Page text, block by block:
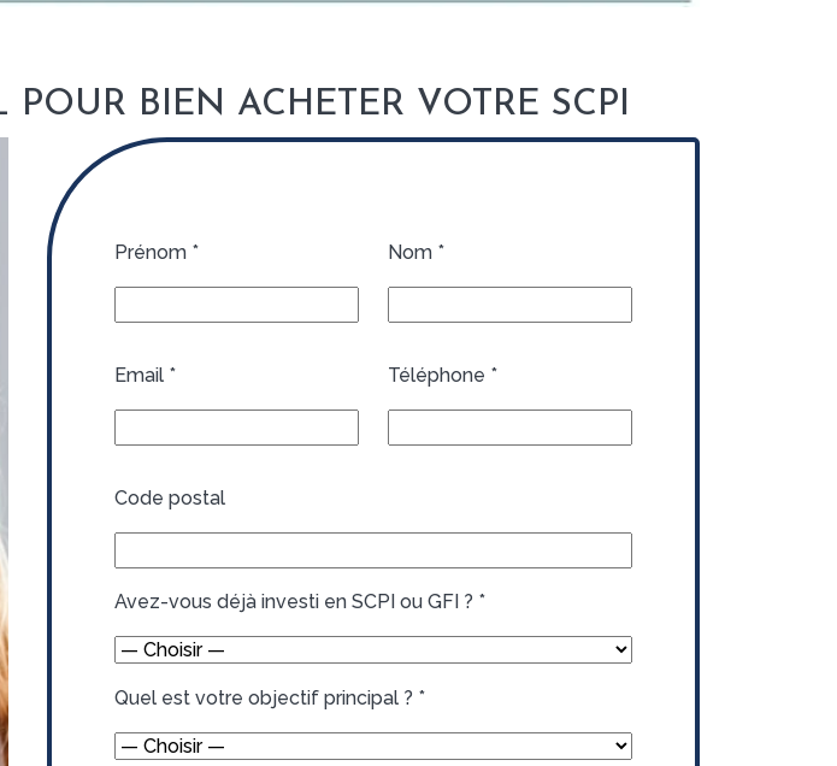
BIEN ACHETER VOTRE SCPI
Prénom * Nom *
Email * Téléphone *
Code postal
Avez-vous déjà investi en SCPI ou GFI ? *
Quel est votre objectif principal ? *